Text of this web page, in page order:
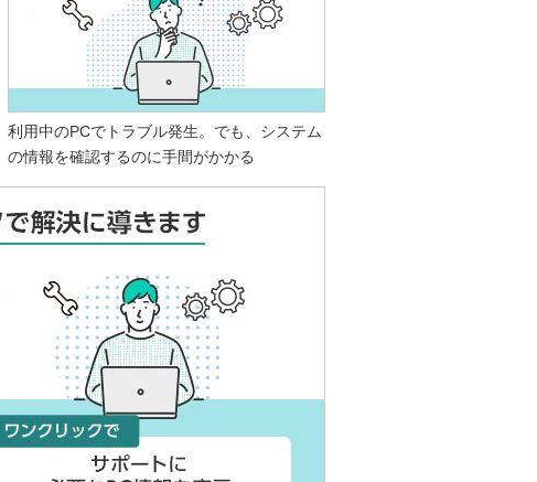
利用中のPCでトラブル発生。でも、システム
の情報を確認するのに手間がかかる